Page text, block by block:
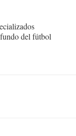
del fútbol